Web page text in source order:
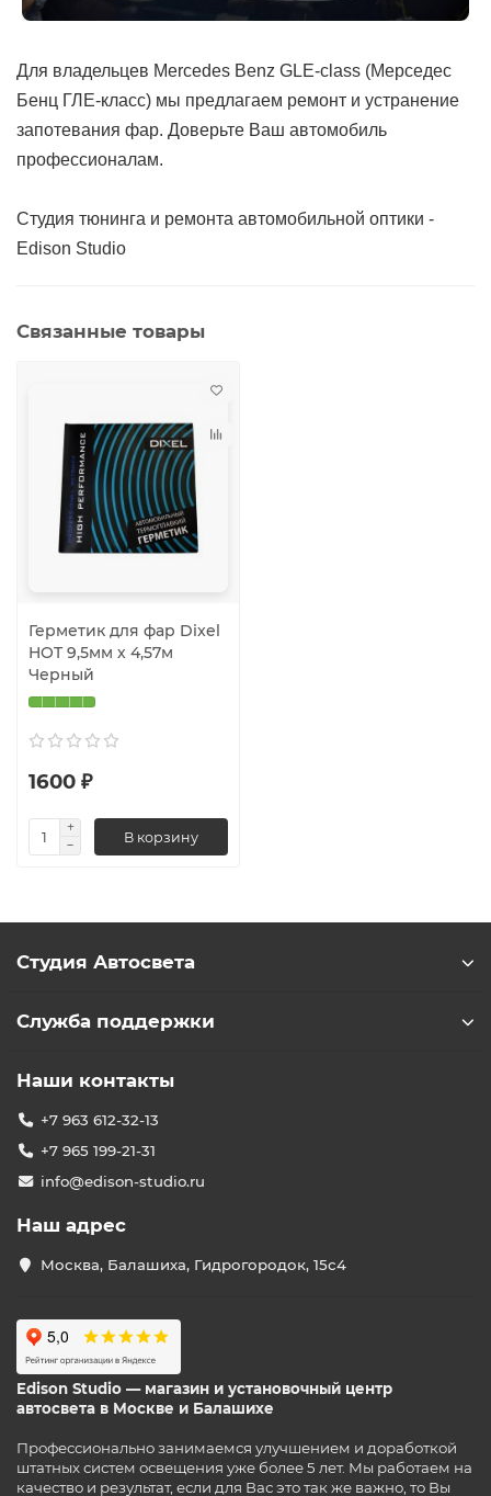
Для владельцев Mercedes Benz GLE-class (Мерседес
Бенц ГЛЕ-класс) мы предлагаем ремонт и устранение
запотевания фар. Доверьте Ваш автомобиль
профессионалам.
Студия тюнинга и ремонта автомобильной оптики -
Edison Studio
Связанные товары
Герметик для фар Dixel
HOT 9,5мм х 4,57м
Черный
1600 ₽
В корзину
Студия Автосвета
Служба поддержки
Наши контакты
+7 963 612-32-13
+7 965 199-21-31
info@edison-studio.ru
Наш адрес
Москва, Балашиха, Гидрогородок, 15с4
Edison Studio — магазин и установочный центр
автосвета в Москве и Балашихе
Профессионально занимаемся улучшением и доработкой
штатных систем освещения уже более 5 лет. Мы работаем на
качество и результат, если для Вас это так же важно, то Вы